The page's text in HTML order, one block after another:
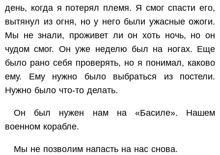
день, когда я потерял племя. Я смог спасти его,
вытянул из огня, но у него были ужасные ожоги.
Мы не знали, проживет ли он хоть ночь, но он
чудом смог. Он уже неделю был на ногах. Еще
было рано себя проверять, но я понимал, каково
ему. Ему нужно было выбраться из постели.
Нужно было что-то делать.
Он был нужен нам на «Басиле». Нашем
военном корабле.
Мы не позволим напасть на нас снова.